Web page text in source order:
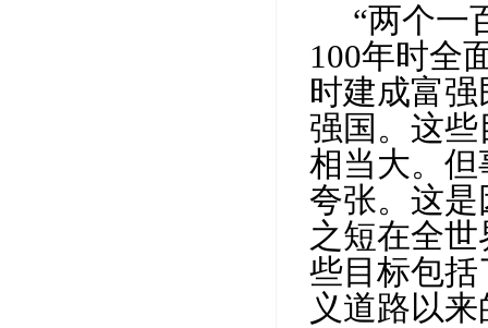
“两个一
100年时全
时建成富
强国。这
相当大。
夸张。这
之短在全
些目标包
义道路以